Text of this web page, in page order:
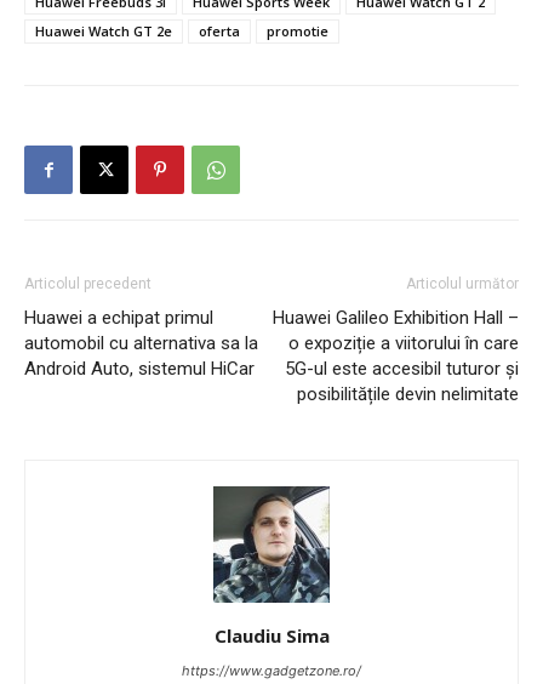
Huawei Watch GT 2e
oferta promotie
Articolul precedent
Huawei a echipat primul
automobil cu alternativa sa la
Android Auto, sistemul HiCar
Articolul următor
Huawei Galileo Exhibition Hall –
o expoziție a viitorului în care
5G-ul este accesibil tuturor și
posibilitățile devin nelimitate
Claudiu Sima
https://www.gadgetzone.ro/